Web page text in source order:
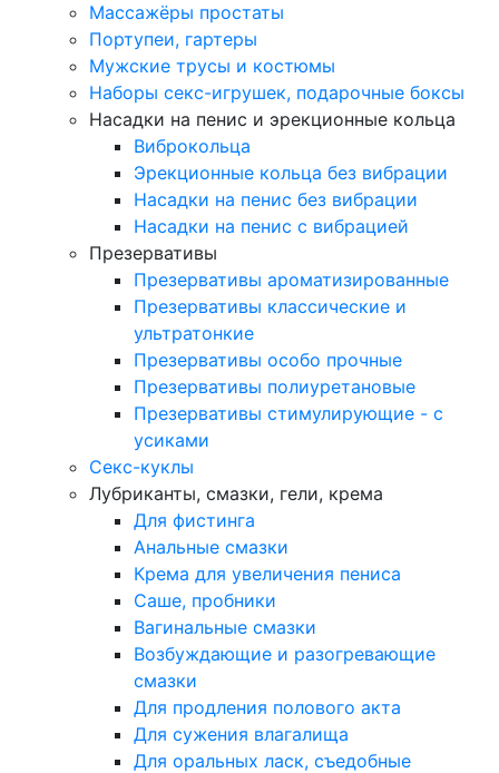
Массажёры простаты
Портупеи, гартеры
Мужские трусы и костюмы
Наборы секс-игрушек, подарочные боксы
Насадки на пенис и эрекционные кольца
Виброкольца
Эрекционные кольца без вибрации
Насадки на пенис без вибрации
Насадки на пенис с вибрацией
Презервативы
Презервативы ароматизированные
Презервативы классические и
ультратонкие
Презервативы особо прочные
Презервативы полиуретановые
Презервативы стимулирующие - с
усиками
Секс-куклы
Лубриканты, смазки, гели, крема
Для фистинга
Анальные смазки
Крема для увеличения пениса
Саше, пробники
Вагинальные смазки
Возбуждающие и разогревающие
смазки
Для продления полового акта
Для сужения влагалища
Для оральных ласк, съедобные